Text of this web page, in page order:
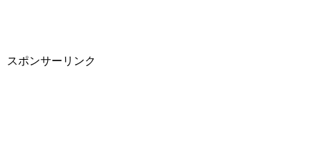
スポンサーリンク